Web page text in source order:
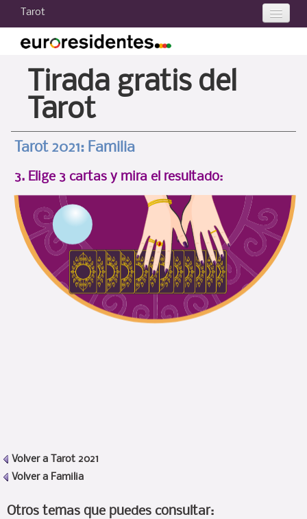
Tarot
Tarot 2021
Tarot hoy
Tu carta
Consultas de Tarot
Curso de Tarot
Otros
Tirada gratis del
Tarot
Tarot 2021: Familia
3. Elige 3 cartas y mira el resultado:
Volver a Tarot 2021
Volver a Familia
Otros temas que puedes consultar: